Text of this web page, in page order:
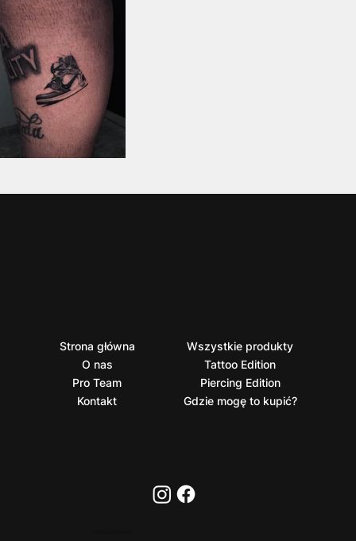
Strona główna
O nas
Pro Team
Kontakt
Wszystkie produkty
Tattoo Edition
Piercing Edition
Gdzie mogę to kupić?